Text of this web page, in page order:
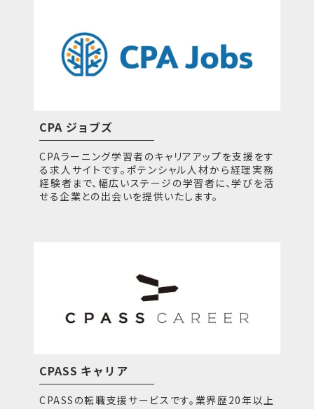
CPA ジョブズ
CPAラーニング学習者のキャリアアップを支援をす
る求人サイトです。ポテンシャル人材から経理実務
経験者まで、幅広いステージの学習者に、学びを活
せる企業との出会いを提供いたします。
CPASS キャリア
CPASSの転職支援サービスです。業界歴20年以上